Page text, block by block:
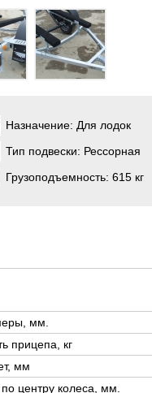
Назначение: Для лодок
Тип подвески: Рессорная
Грузоподъемность: 615 кг
мм.
прицепа, кг
мм
центру колеса, мм.